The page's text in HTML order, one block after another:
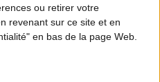
ou retirer votre
revenant sur ce site et en
en bas de la page Web.